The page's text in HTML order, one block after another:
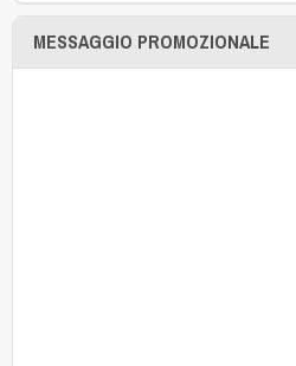
MESSAGGIO PROMOZIONALE